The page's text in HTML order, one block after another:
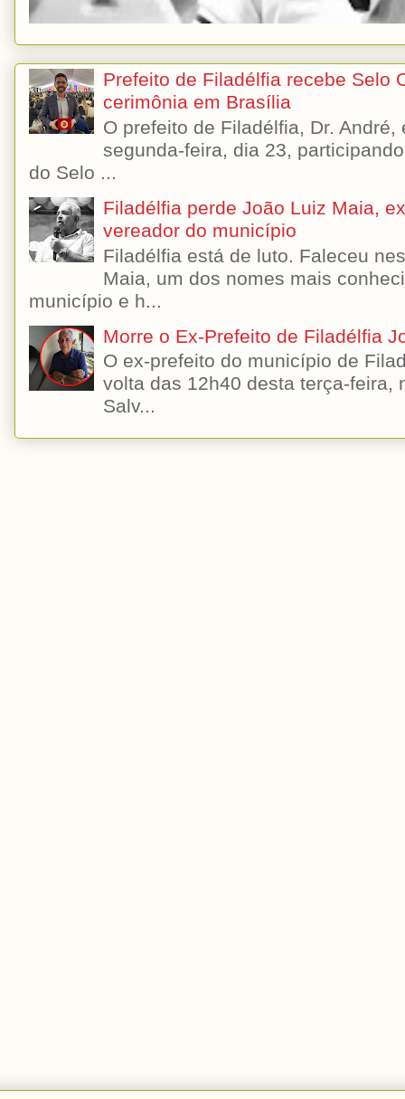
Prefeito de Filadélfia recebe Selo
cerimônia em Brasília
O prefeito de Filadélfia, Dr.
segunda-feira, dia 23,
do Selo ...
Filadélfia perde João Luiz Maia,
vereador do município
Filadélfia está de luto. Faleceu
Maia, um dos nomes mais
município e h...
Morre o Ex-Prefeito de Filadélfia
O ex-prefeito do município de
volta das 12h40 desta terça-feira,
Salv...